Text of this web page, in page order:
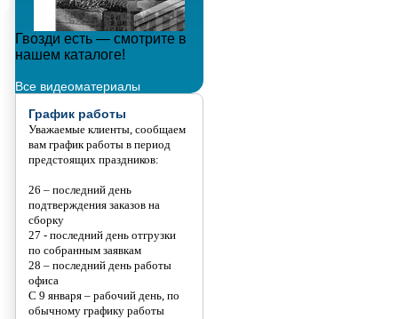
Гвозди есть — смотрите в
нашем каталоге!
Все видеоматериалы
График работы
Уважаемые клиенты, сообщаем
вам график работы в период
предстоящих праздников:
26 – последний день
подтверждения заказов на
сборку
27 - последний день отгрузки
по собранным заявкам
28 – последний день работы
офиса
С 9 января – рабочий день, по
обычному графику работы